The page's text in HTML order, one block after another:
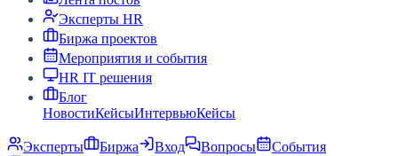
Эксперты HR
Биржа проектов
Мероприятия и события
HR IT решения
Блог
НовостиКейсыИнтервьюКейсы
Эксперты Биржа Вход Вопросы
События